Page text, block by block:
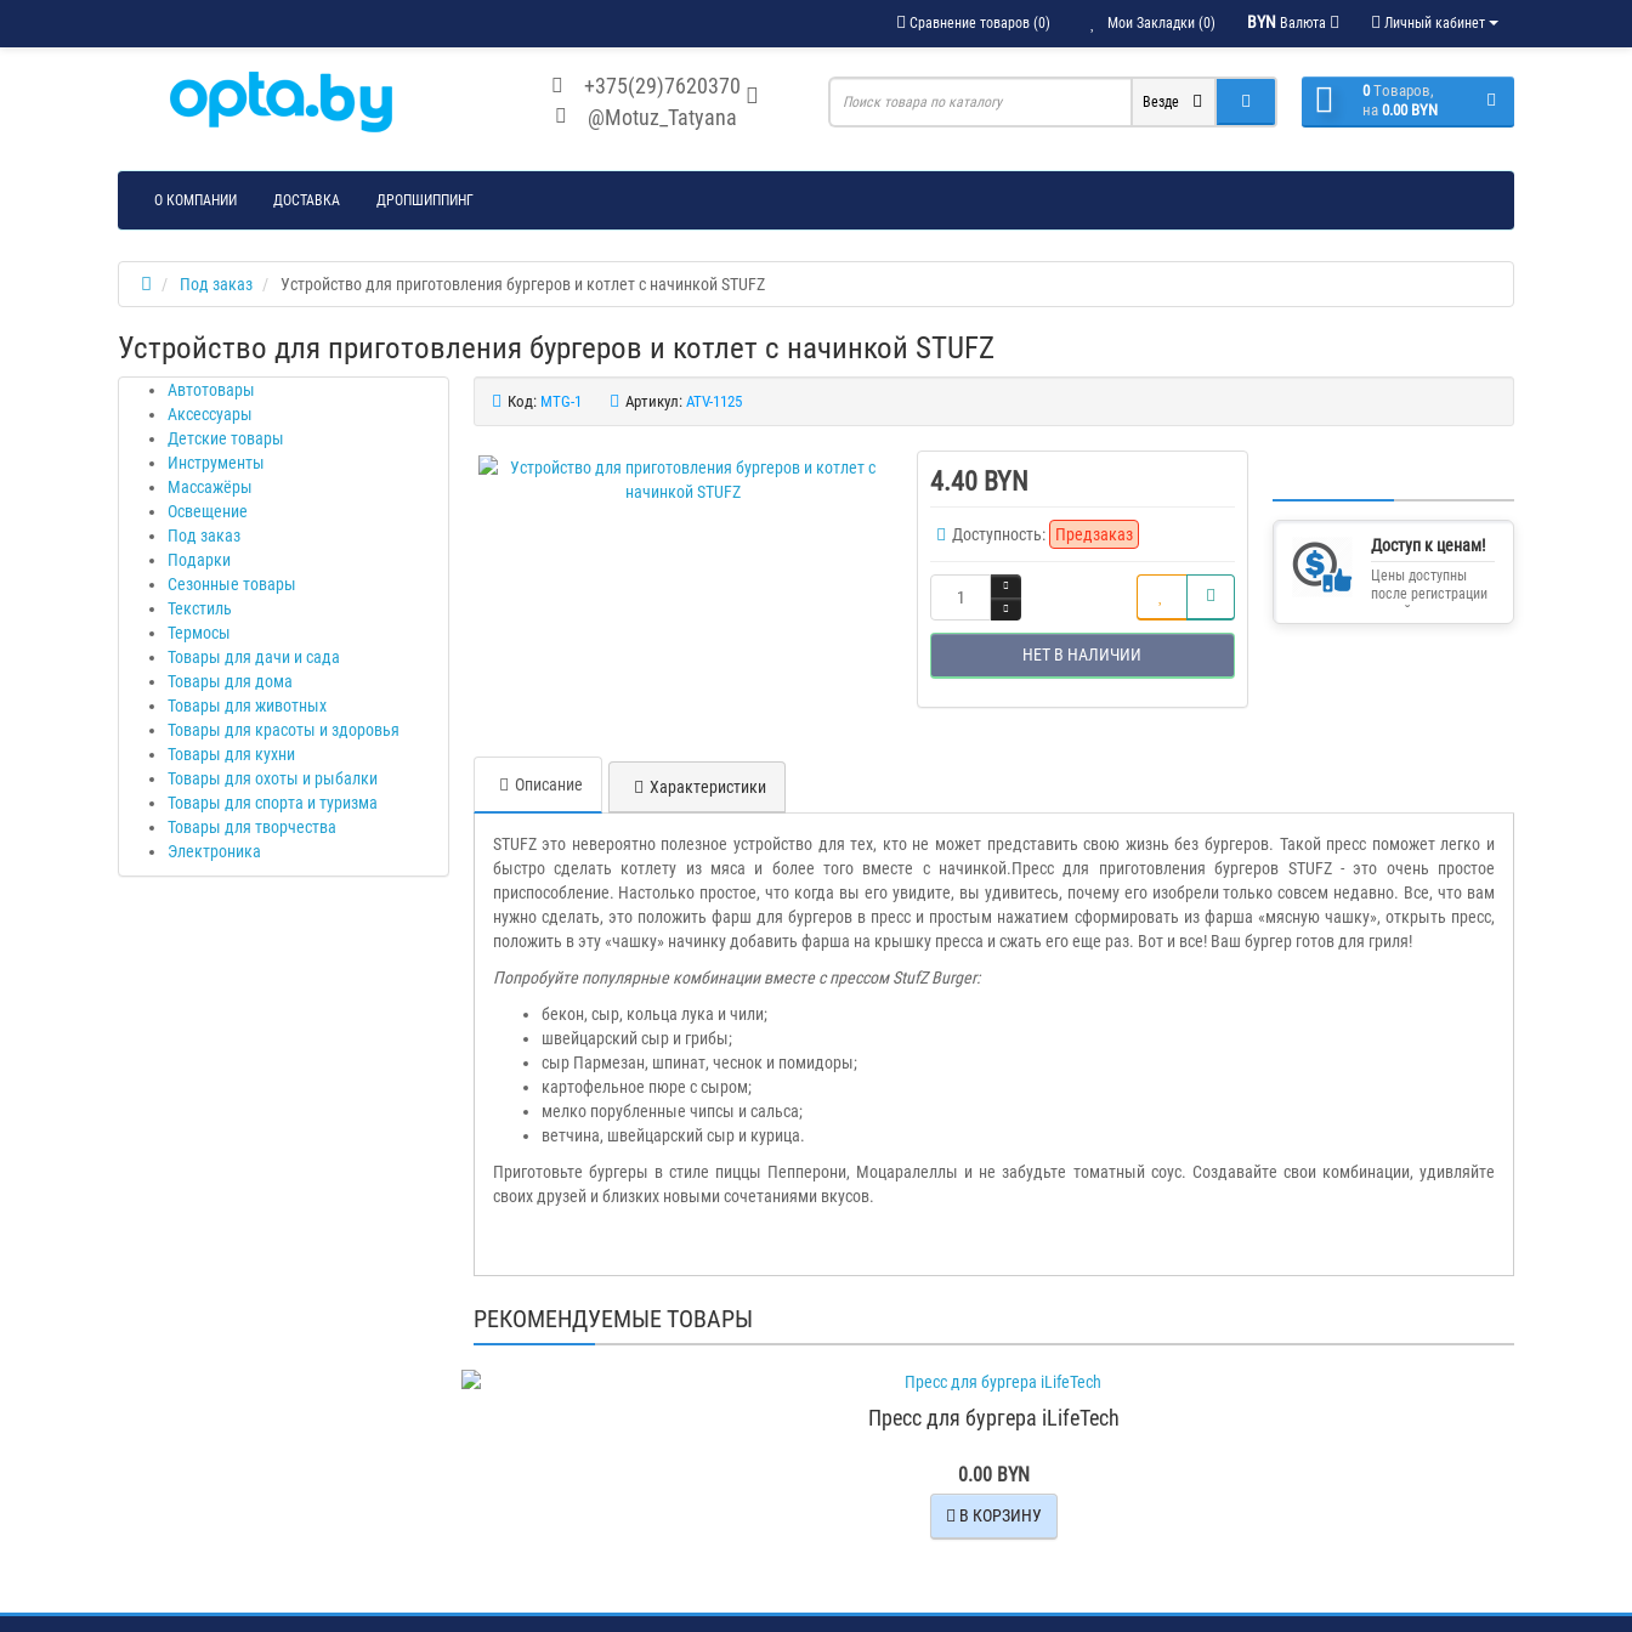
Личный кабинет
BYN Валюта
Мои Закладки (0)
Сравнение товаров (0)
+375(29)7620370
@Motuz_Tatyana
0 Tоваров,
на 0.00 BYN
Везде
О КОМПАНИИ ДОСТАВКА ДРОПШИППИНГ
Под заказ Устройство для приготовления бургеров и котлет с начинкой STUFZ
Устройство для приготовления бургеров и котлет с начинкой STUFZ
Автотовары
Аксессуары
Детские товары
Инструменты
Массажёры
Освещение
Под заказ
Подарки
Сезонные товары
Текстиль
Термосы
Товары для дачи и сада
Товары для дома
Товары для животных
Товары для красоты и здоровья
Товары для кухни
Товары для охоты и рыбалки
Товары для спорта и туризма
Товары для творчества
Электроника
Код: MTG-1 Артикул: ATV-1125
4.40 BYN
Доступность: Предзаказ
НЕТ В НАЛИЧИИ
Доступ к ценам!
Цены доступны
после регистрации
на сайте.
Описание Характеристики
STUFZ это невероятно полезное устройство для тех, кто не может представить свою жизнь без бургеров. Такой пресс поможет легко и
быстро сделать котлету из мяса и более того вместе с начинкой.Пресс для приготовления бургеров STUFZ - это очень простое
приспособление. Настолько простое, что когда вы его увидите, вы удивитесь, почему его изобрели только совсем недавно. Все, что вам
нужно сделать, это положить фарш для бургеров в пресс и простым нажатием сформировать из фарша «мясную чашку», открыть пресс,
положить в эту «чашку» начинку добавить фарша на крышку пресса и сжать его еще раз. Вот и все! Ваш бургер готов для гриля!
Попробуйте популярные комбинации вместе с прессом StufZ Burger:
бекон, сыр, кольца лука и чили;
швейцарский сыр и грибы;
сыр Пармезан, шпинат, чеснок и помидоры;
картофельное пюре с сыром;
мелко порубленные чипсы и сальса;
ветчина, швейцарский сыр и курица.
Приготовьте бургеры в стиле пиццы Пепперони, Моцаралеллы и не забудьте томатный соус. Создавайте свои комбинации, удивляйте
своих друзей и близких новыми сочетаниями вкусов.
РЕКОМЕНДУЕМЫЕ ТОВАРЫ
Пресс для бургера iLifeTech
0.00 BYN
В КОРЗИНУ